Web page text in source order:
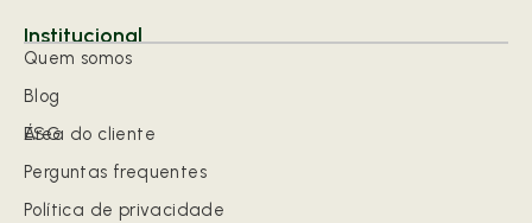
Institucional
Quem somos
Blog
ESG
Área do cliente
Perguntas frequentes
Política de privacidade